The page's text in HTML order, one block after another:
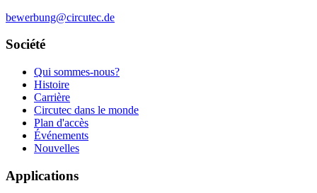
bewerbung@circutec.de
Société
Qui sommes-nous?
Histoire
Carrière
Circutec dans le monde
Plan d'accès
Événements
Nouvelles
Applications